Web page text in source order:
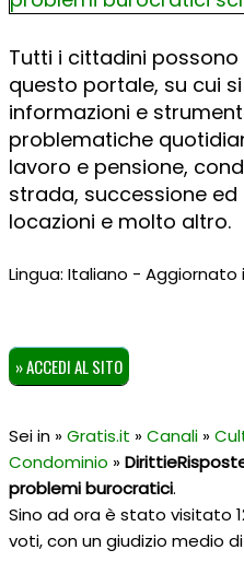
Tutti i cittadini possono
questo portale, su cui
informazioni e
problematiche
lavoro e pensione,
strada, successione
locazioni e molto altro.
Lingua: Italiano - Aggiornato
» ACCEDI AL SITO
Sei in »Gratis.it »Canali»
Condominio »
problemi burocratici.
Sino ad ora è stato visitato
voti, con un giudizio medio di